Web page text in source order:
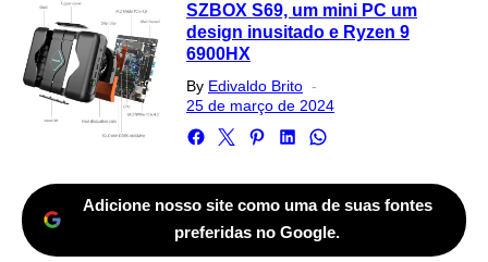
SZBOX S69, um mini PC um
design inusitado e Ryzen 9
6900HX
By Edivaldo Brito
on
25 de março de 2024
Adicione nosso site como uma de suas fontes
preferidas no Google.